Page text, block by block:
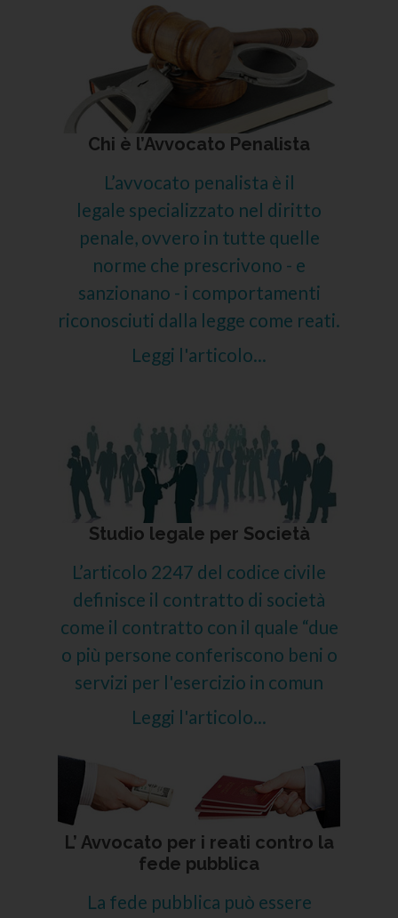
Chi è l’Avvocato Penalista
L’avvocato penalista è il
legale specializzato nel diritto
penale, ovvero in tutte quelle
norme che prescrivono - e
sanzionano - i comportamenti
riconosciuti dalla legge come reati.
Leggi l'articolo...
Studio legale per Società
L’articolo 2247 del codice civile
definisce il contratto di società
come il contratto con il quale “due
o più persone conferiscono beni o
servizi per l'esercizio in comun
Leggi l'articolo...
L’ Avvocato per i reati contro la
fede pubblica
La fede pubblica può essere